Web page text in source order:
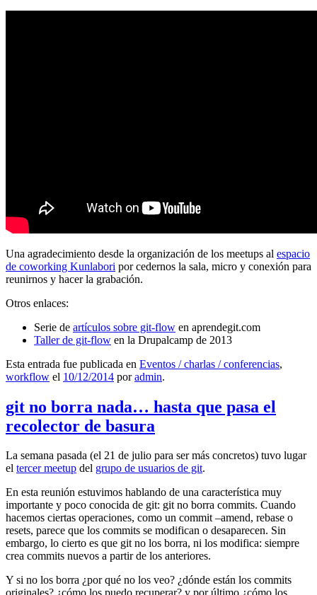
Una agradecimiento desde la organización de los meetups al espacio
de coworking Kunlabori por cedernos la sala, micro y conexión para
reunirnos y hacer la grabación.
Otros enlaces:
Serie de artículos sobre git-flow en aprendegit.com
Taller de git-flow en la Drupalcamp de 2013
Esta entrada fue publicada en Eventos / charlas / conferencias,
workflow el 10/12/2014 poradmin.
git no borra nada… hasta que pasa el
recolector de basura
La semana pasada (el 21 de julio para ser más concretos) tuvo lugar
el tercer meetup del grupo de usuarios de git.
En esta reunión estuvimos hablando de una característica muy
importante y poco conocida de git: git no borra commits. Cuando
hacemos ciertas operaciones, como un commit –amend, rebase o
resets, parece que los commits se modifican o desaparecen. Sin
embargo, lo cierto es que git no los borra, ni los modifica: siempre
crea commits nuevos a partir de los anteriores.
Y si no los borra ¿por qué no los veo? ¿dónde están los commits